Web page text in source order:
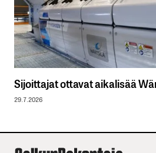
Sijoittajat ottavat aikalisää
29.7.2026